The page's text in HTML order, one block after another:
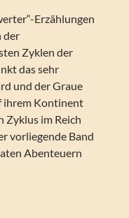
Erzählungen
der
Zyklen der
das sehr
und der Graue
ihrem Kontinent
Zyklus im Reich
vorliegende Band
Abenteuern